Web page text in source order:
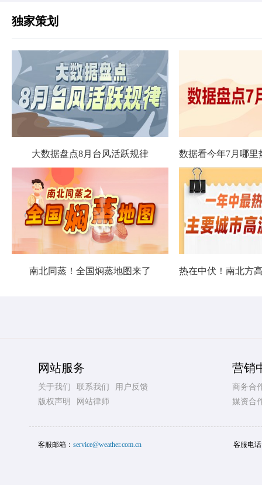
独家策划
大数据盘点8月台风活跃规律
南北同蒸！全国焖蒸地图来了
网站服务
关于我们 联系我们
用户反馈
版权声明
网站律师
营销
商务合
媒资合
客服邮箱： service@weather.com.cn 客服电